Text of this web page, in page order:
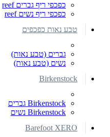
כפכפי ריף גברים reef
כפכפי ריף נשים reef
טבע נאות כפכפים
גברים (טבע נאות)
נשים (טבע נאות)
Birkenstock
Birkenstock גברים
Birkenstock נשים
Barefoot XERO